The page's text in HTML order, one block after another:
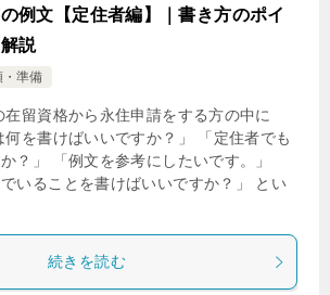
例文【定住者編】｜書き方のポイ
説
・準備
留資格から永住申請をする方の中に
を書けばいいですか？」 「定住者でも
？」 「例文を参考にしたいです。」
でいることを書けばいいですか？」 とい
続きを読む